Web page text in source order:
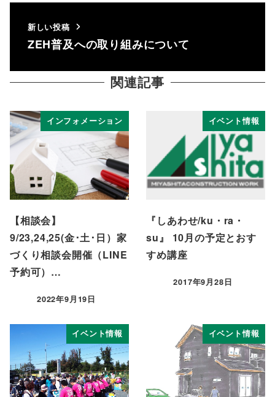
新しい投稿
ZEH普及への取り組みについて
関連記事
インフォメーション
【相談会】
9/23,24,25(金･土･日）家
づくり相談会開催（LINE
予約可）…
投稿日
2022年9月19日
イベント情報
『しあわせ/ku・ra・
su』 10月の予定とおす
すめ講座
投稿日
2017年9月28日
イベント情報 イベント情報